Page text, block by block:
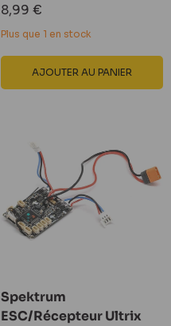
Prix
réduit
8,99 €
Plus que 1 en stock
AJOUTER AU PANIER
Spektrum
ESC/Récepteur Ultrix